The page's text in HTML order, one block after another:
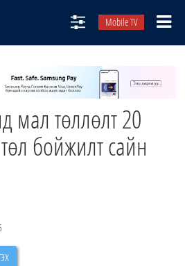
Mobile TV
мал төллөлт 20
бойжилт сайн